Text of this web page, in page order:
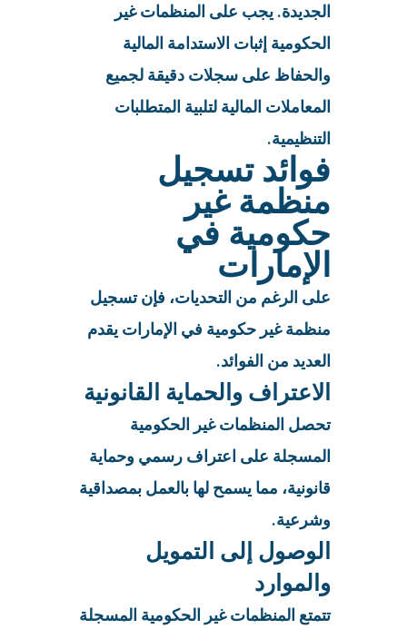
الجديدة. يجب على المنظمات غير
الحكومية إثبات الاستدامة المالية
والحفاظ على سجلات دقيقة لجميع
المعاملات المالية لتلبية المتطلبات
التنظيمية.
فوائد تسجيل
منظمة غير
حكومية في
الإمارات
على الرغم من التحديات، فإن تسجيل
منظمة غير حكومية في الإمارات يقدم
العديد من الفوائد.
الاعتراف والحماية القانونية
تحصل المنظمات غير الحكومية
المسجلة على اعتراف رسمي وحماية
قانونية، مما يسمح لها بالعمل بمصداقية
وشرعية.
الوصول إلى التمويل
والموارد
تتمتع المنظمات غير الحكومية المسجلة